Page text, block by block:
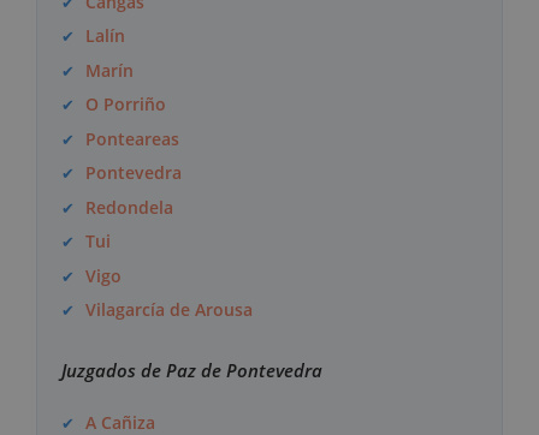
Lalín
Marín
O Porriño
Ponteareas
Pontevedra
Redondela
Tui
Vigo
Vilagarcía de Arousa
Juzgados de Paz de Pontevedra
A Cañiza